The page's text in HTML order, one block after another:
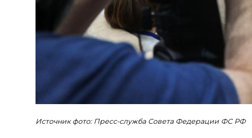
Источник фото: Пресс-служба Совета Федерации ФС РФ